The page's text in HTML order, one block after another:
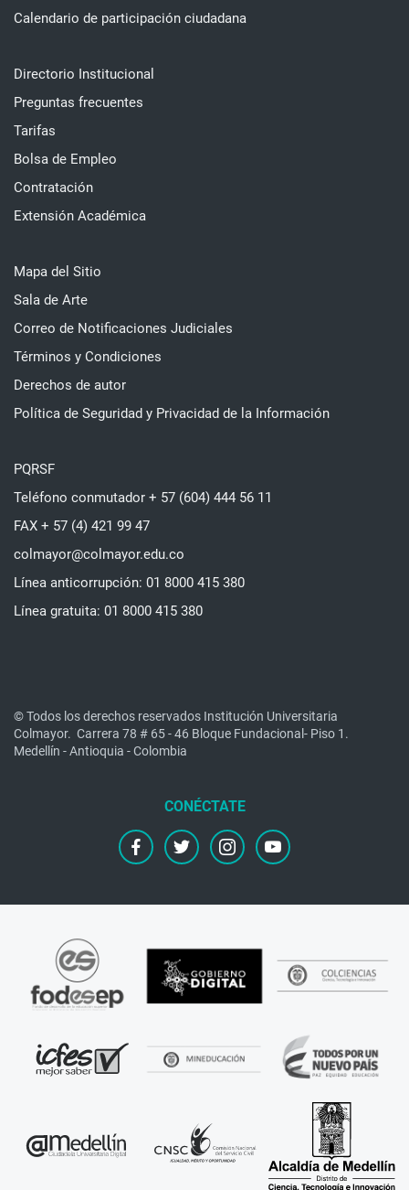
Calendario de participación ciudadana
Directorio Institucional
Preguntas frecuentes
Tarifas
Bolsa de Empleo
Contratación
Extensión Académica
Mapa del Sitio
Sala de Arte
Correo de Notificaciones Judiciales
Términos y Condiciones
Derechos de autor
Política de Seguridad y Privacidad de la Información
PQRSF
Teléfono conmutador + 57 (604) 444 56 11
FAX + 57 (4) 421 99 47
colmayor@colmayor.edu.co
Línea anticorrupción: 01 8000 415 380
Línea gratuita: 01 8000 415 380
© Todos los derechos reservados Institución Universitaria
Colmayor. Carrera 78 # 65 - 46 Bloque Fundacional- Piso 1.
Medellín - Antioquia - Colombia